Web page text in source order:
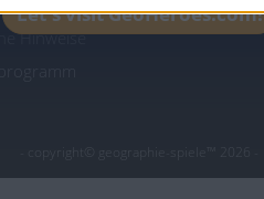
Hinweise
- copyright© geographie-spiele™ 2026 -
Let's visit GeoHeroes.com!